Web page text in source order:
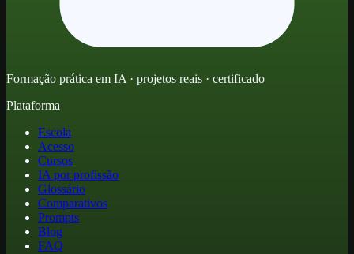
Formação prática em IA · projetos reais · certificado
Plataforma
Escola
Acesso
Cursos
IA por profissão
Glossário
Comparativos
Prompts
Blog
FAQ